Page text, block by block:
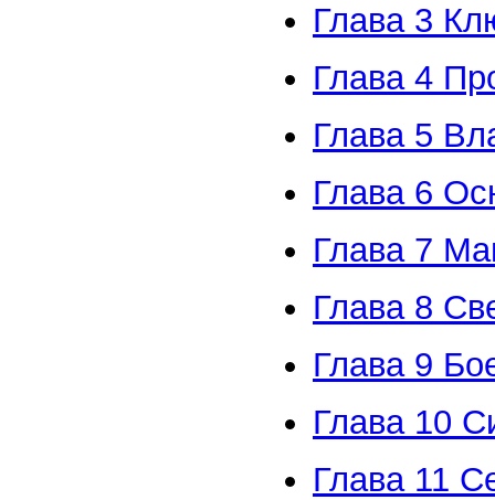
Глава 3
Глава 4
Глава 5
Глава 6
Глава 7
Глава 8
Глава 9
Глава 10
Глава 11